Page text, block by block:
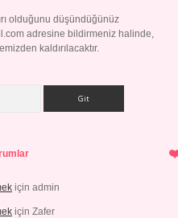
olduğunu düşündüğünüz
adresine bildirmeniz halinde,
kaldırılacaktır.
için admin
için Zafer